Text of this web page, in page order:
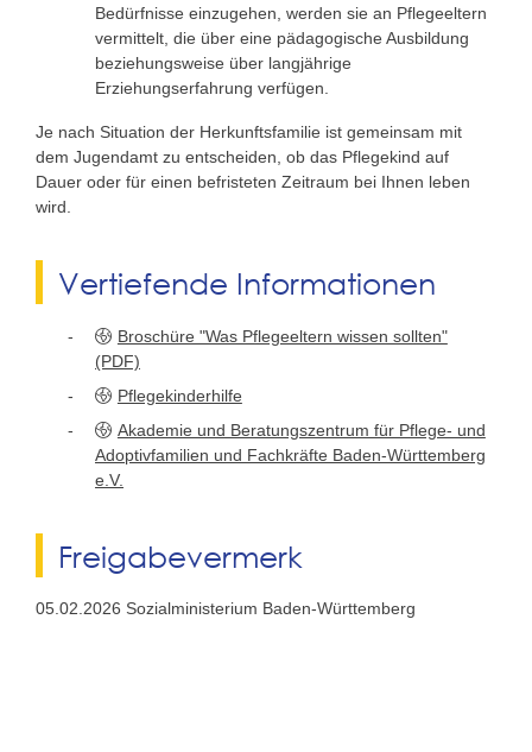
Bedürfnisse einzugehen, werden sie an Pflegeeltern
vermittelt, die über eine pädagogische Ausbildung
beziehungsweise über langjährige
Erziehungserfahrung verfügen.
Je nach Situation der Herkunftsfamilie ist gemeinsam mit
dem Jugendamt zu entscheiden, ob das Pflegekind auf
Dauer oder für einen befristeten Zeitraum bei Ihnen leben
wird.
Vertiefende Informationen
Broschüre "Was Pflegeeltern wissen sollten"
(PDF)
Pflegekinderhilfe
Akademie und Beratungszentrum für Pflege- und
Adoptivfamilien und Fachkräfte Baden-Württemberg
e.V.
Freigabevermerk
05.02.2026 Sozialministerium Baden-Württemberg